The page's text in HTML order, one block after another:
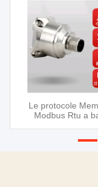
Le protocole
Modbus Rtu a